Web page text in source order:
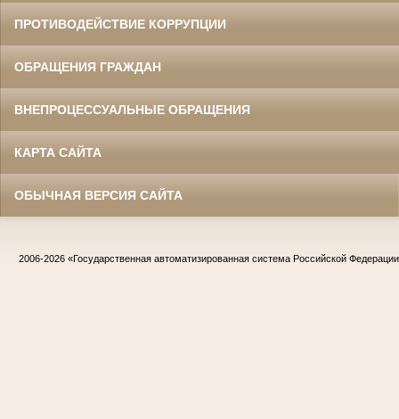
ПРОТИВОДЕЙСТВИЕ КОРРУПЦИИ
ОБРАЩЕНИЯ ГРАЖДАН
ВНЕПРОЦЕССУАЛЬНЫЕ ОБРАЩЕНИЯ
КАРТА САЙТА
ОБЫЧНАЯ ВЕРСИЯ САЙТА
2006-2026 «Государственная автоматизированная система Российской